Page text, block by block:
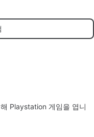
Playstation 게임을 엽니